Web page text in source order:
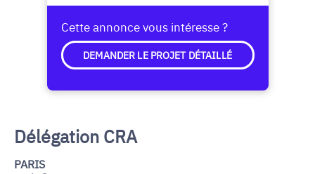
Cette annonce vous intéresse ?
DEMANDER LE PROJET DÉTAILLÉ
Délégation CRA
PARIS